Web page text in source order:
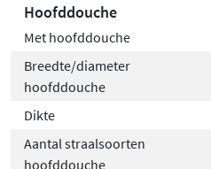
Hoofddouche
Met hoofddouche
Breedte/diameter
hoofddouche
Dikte
Aantal straalsoorten
hoofddouche